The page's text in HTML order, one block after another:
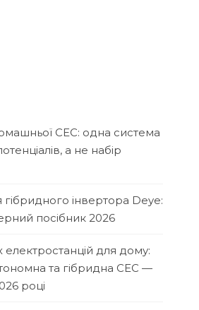
СЕС: одна система
а не набір
інвертора Deye:
посібник 2026
для дому:
та гібридна СЕС —
році